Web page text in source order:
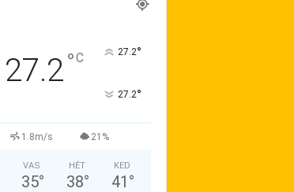
27.2°C 27.2°
27.2°
1.8m/s 21%
VAS
35°
HÉT
38°
KED
41 °